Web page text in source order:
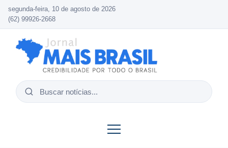
segunda-feira, 10 de agosto de 2026
(62) 99926-2668
Buscar